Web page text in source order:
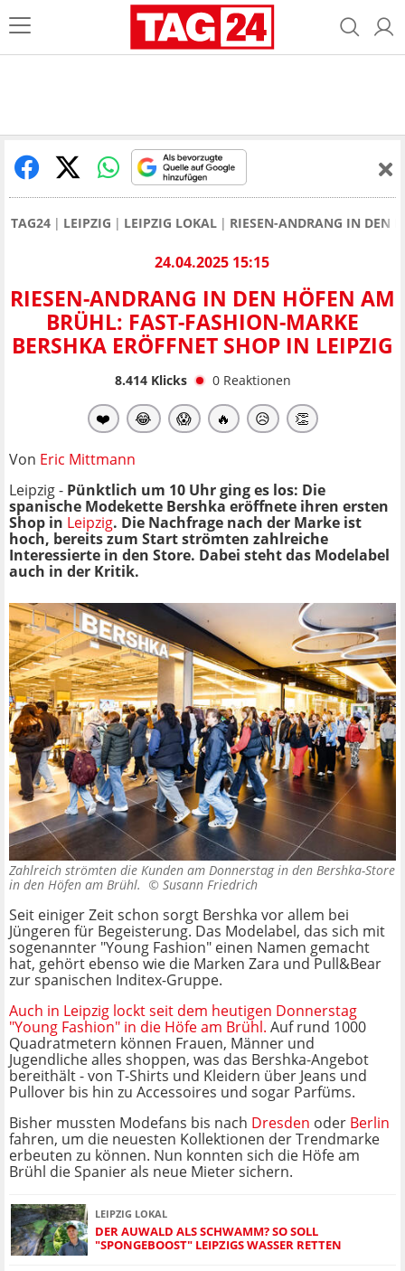
TAG24 LEIPZIG LEIPZIG LOKAL RIESEN-ANDRANG IN DEN
24.04.2025 15:15
RIESEN-ANDRANG IN DEN HÖFEN AM
BRÜHL: FAST-FASHION-MARKE
BERSHKA ERÖFFNET SHOP IN LEIPZIG
8.414Klicks 0 Reaktionen
❤️ 😂 😱 🔥 😥 👏
Von Eric Mittmann
Leipzig - Pünktlich um 10 Uhr ging es los: Die
spanische Modekette Bershka eröffnete ihren ersten
Shop in Leipzig. Die Nachfrage nach der Marke ist
hoch, bereits zum Start strömten zahlreiche
Interessierte in den Store. Dabei steht das Modelabel
auch in der Kritik.
Zahlreich strömten die Kunden am Donnerstag in den Bershka-Store
in den Höfen am Brühl. © Susann Friedrich
Seit einiger Zeit schon sorgt Bershka vor allem bei
Jüngeren für Begeisterung. Das Modelabel, das sich mit
sogenannter "Young Fashion" einen Namen gemacht
hat, gehört ebenso wie die Marken Zara und Pull&Bear
zur spanischen Inditex-Gruppe.
Auch in Leipzig lockt seit dem heutigen Donnerstag
"Young Fashion" in die Höfe am Brühl. Auf rund 1000
Quadratmetern können Frauen, Männer und
Jugendliche alles shoppen, was das Bershka-Angebot
bereithält - von T-Shirts und Kleidern über Jeans und
Pullover bis hin zu Accessoires und sogar Parfüms.
Bisher mussten Modefans bis nach Dresden oder Berlin
fahren, um die neuesten Kollektionen der Trendmarke
erbeuten zu können. Nun konnten sich die Höfe am
Brühl die Spanier als neue Mieter sichern.
LEIPZIG LOKAL
DER AUWALD ALS SCHWAMM? SO SOLL
"SPONGEBOOST" LEIPZIGS WASSER RETTEN